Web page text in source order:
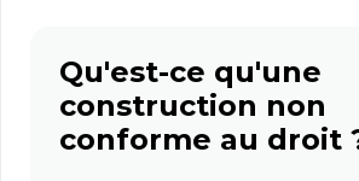
Qu'est-ce qu'une
construction non
conforme au droit